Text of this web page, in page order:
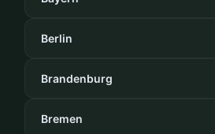
Berlin
Brandenburg
Bremen